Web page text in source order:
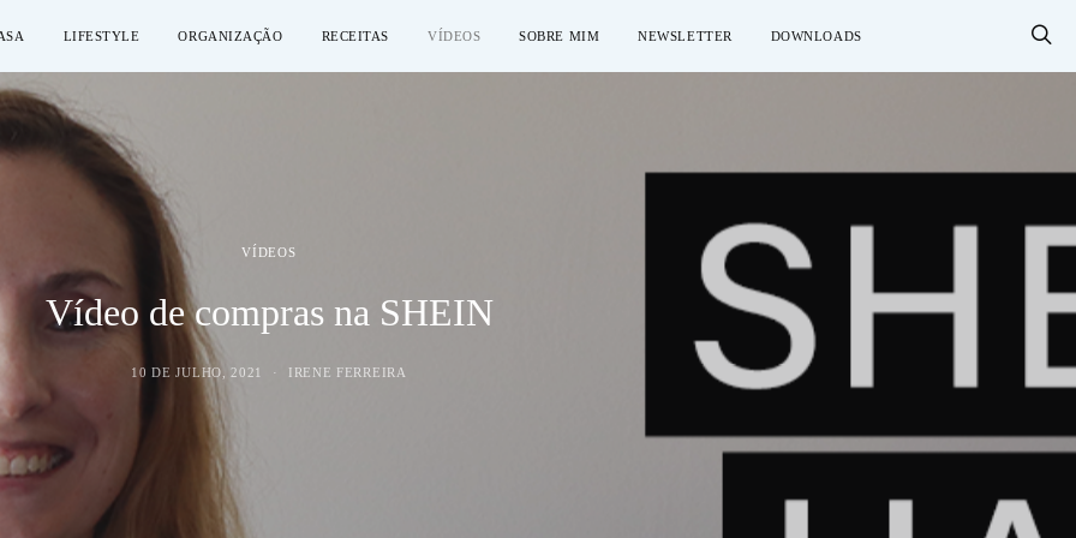
LIFESTYLE ORGANIZAÇÃO RECEITAS VÍDEOS SOBRE MIM NEWSLETTER DOWNLOADS
VÍDEOS
Vídeo de compras na SHEIN
10 DE JULHO, 2021 IRENE FERREIRA